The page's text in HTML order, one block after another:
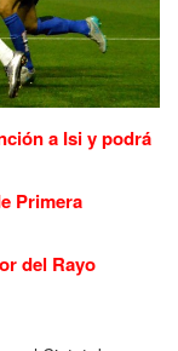
a Isi y podrá
Primera
del Rayo